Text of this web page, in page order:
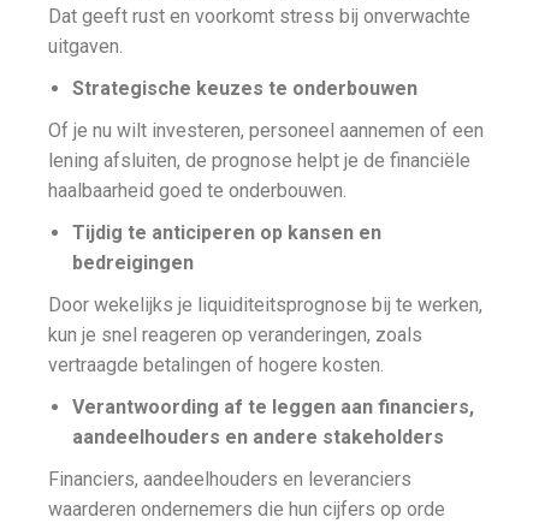
Dat geeft rust en voorkomt stress bij onverwachte
uitgaven.
Strategische keuzes te onderbouwen
Of je nu wilt investeren, personeel aannemen of een
lening afsluiten, de prognose helpt je de financiële
haalbaarheid goed te onderbouwen.
Tijdig te anticiperen op kansen en
bedreigingen
Door wekelijks je liquiditeitsprognose bij te werken,
kun je snel reageren op veranderingen, zoals
vertraagde betalingen of hogere kosten.
Verantwoording af te leggen aan financiers,
aandeelhouders en andere stakeholders
Financiers, aandeelhouders en leveranciers
waarderen ondernemers die hun cijfers op orde